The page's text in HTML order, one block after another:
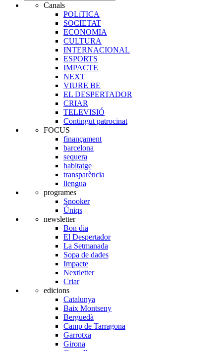
Canals
POLíTICA
SOCIETAT
ECONOMIA
CULTURA
INTERNACIONAL
ESPORTS
IMPACTE
NEXT
VIURE BE
EL DESPERTADOR
CRIAR
TELEVISIÓ
Contingut patrocinat
FOCUS
finançament
barcelona
sequera
habitatge
transparència
llengua
programes
Snooker
Úniqs
newsletter
Bon dia
El Despertador
La Setmanada
Sopa de dades
Impacte
Nextletter
Criar
edicions
Catalunya
Baix Montseny
Berguedà
Camp de Tarragona
Garrotxa
Girona